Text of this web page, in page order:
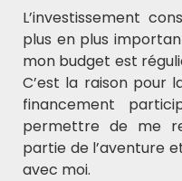
Soutenir
L’investissement
plus en plus
mon budget est
C’est la raison pour
financement
permettre de me
partie de l’aventure
avec moi.